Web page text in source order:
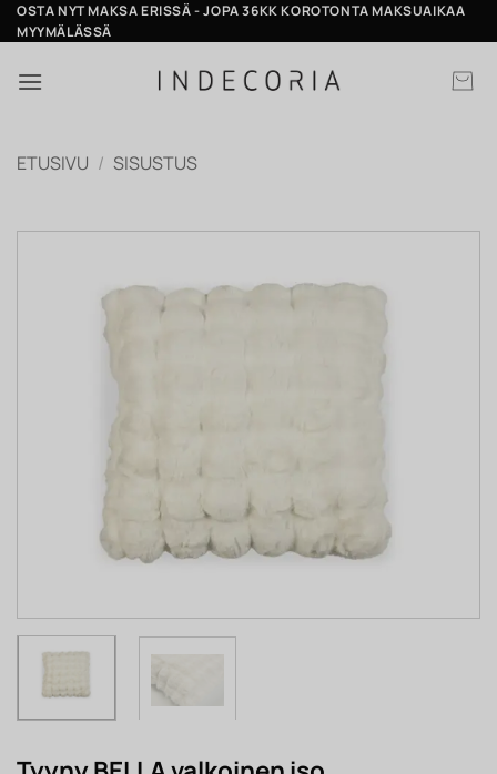
Skip
to
OSTA NYT MAKSA ERISSÄ - JOPA 36KK KOROTONTA MAKSUAIKAA
MYYMÄLÄSSÄ
ETUSIVU / SISUSTUS